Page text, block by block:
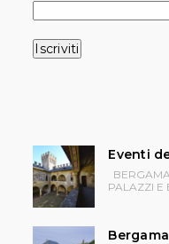
Eventi
PALAZZI E